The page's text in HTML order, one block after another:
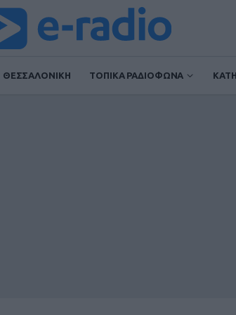
ΘΕΣΣΑΛΟΝΙΚΗ ΤΟΠΙΚΑ ΡΑΔΙΟΦΩΝΑ